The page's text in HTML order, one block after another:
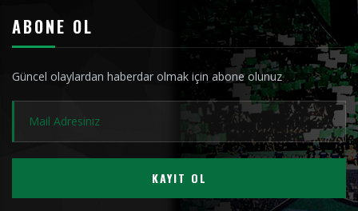
ABONE OL
Güncel olaylardan haberdar olmak için abone olunuz
KAYIT OL